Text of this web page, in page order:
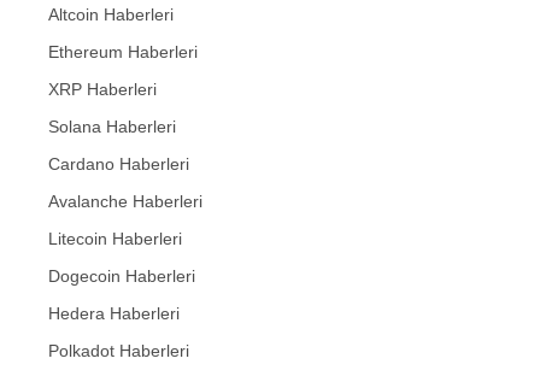
Altcoin Haberleri
Ethereum Haberleri
XRP Haberleri
Solana Haberleri
Cardano Haberleri
Avalanche Haberleri
Litecoin Haberleri
Dogecoin Haberleri
Hedera Haberleri
Polkadot Haberleri